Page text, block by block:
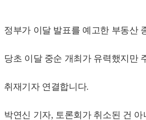
정부가 이달 발표를 예고한 부동산
당초 이달 중순 개최가 유력했지만
취재기자 연결합니다.
박연신 기자, 토론회가 취소된 건